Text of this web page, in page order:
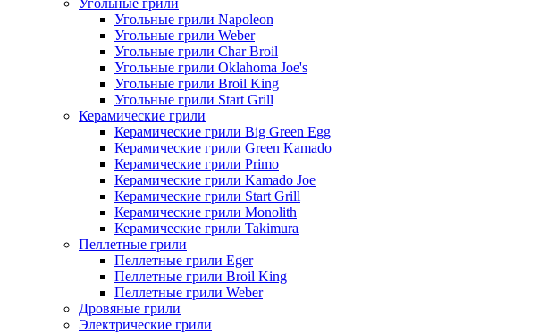
Угольные грили
Угольные грили Napoleon
Угольные грили Weber
Угольные грили Char Broil
Угольные грили Oklahoma Joe's
Угольные грили Broil King
Угольные грили Start Grill
Керамические грили
Керамические грили Big Green Egg
Керамические грили Green Kamado
Керамические грили Primo
Керамические грили Kamado Joe
Керамические грили Start Grill
Керамические грили Monolith
Керамические грили Takimura
Пеллетные грили
Пеллетные грили Eger
Пеллетные грили Broil King
Пеллетные грили Weber
Дровяные грили
Электрические грили